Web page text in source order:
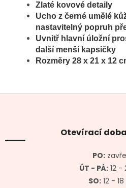
Zlaté kovové detaily
Ucho z černé umělé
nastavitelný popruh
Uvnitř hlavní úložní
další menší kapsičky
Rozměry 28 x 21 x 12
Z
Otevírací
PO:
ÚT - PÁ:12 -
SO:12 -